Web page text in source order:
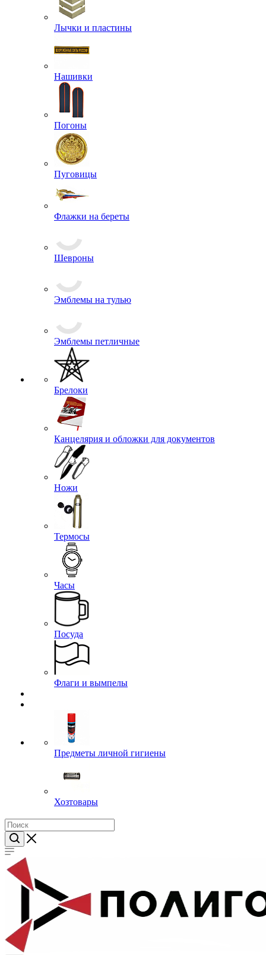
Лычки и пластины
Нашивки
Погоны
Пуговицы
Флажки на береты
Эмблемы на тулью
Эмблемы петличные
Брелоки
Канцелярия и обложки для документов
Ножи
Термосы
Посуда
Флаги и вымпелы
Предметы личной гигиены
Хозтовары